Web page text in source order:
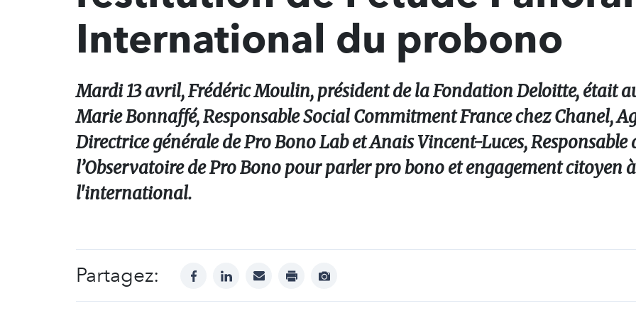
International du probono
Mardi 13 avril, Frédéric Moulin, président de la Fondation Deloitte, était
Marie Bonnaffé, Responsable Social Commitment France chez Chanel,
Directrice générale de Pro Bono Lab et Anais Vincent-Luces, Responsable
l’Observatoire de Pro Bono pour parler pro bono et engagement citoyen à
l'international.
Partagez: facebooklinkedinmail print
Afficher